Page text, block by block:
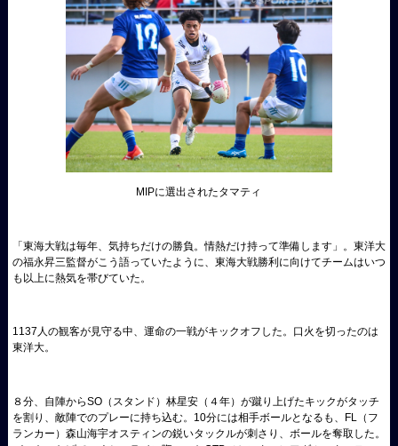
MIPに選出されたタマティ
「東海大戦は毎年、気持ちだけの勝負。情熱だけ持って準備します」。東洋大
の福永昇三監督がこう語っていたように、東海大戦勝利に向けてチームはいつ
も以上に熱気を帯びていた。
1137人の観客が見守る中、運命の一戦がキックオフした。口火を切ったのは
東洋大。
８分、自陣からSO（スタンド）林星安（４年）が蹴り上げたキックがタッチ
を割り、敵陣でのプレーに持ち込む。10分には相手ボールとなるも、FL（フ
ランカー）森山海宇オスティンの鋭いタックルが刺さり、ボールを奪取した。